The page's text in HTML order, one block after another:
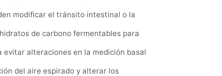
modificar el tránsito intestinal o la
de carbono fermentables para
alteraciones en la medición basal
del aire espirado y alterar los